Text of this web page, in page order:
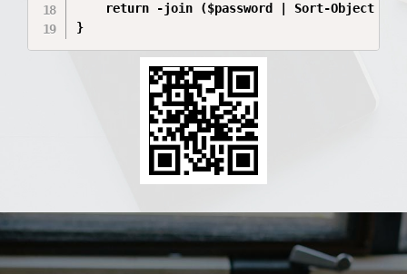
return -join ($password | Sort-Object {
}